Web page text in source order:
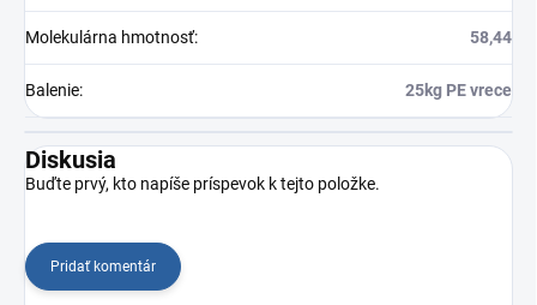
Molekulárna hmotnosť: 58,44
Balenie: 25kg PE vrece
Diskusia
Buďte prvý, kto napíše príspevok k tejto položke.
Pridať komentár